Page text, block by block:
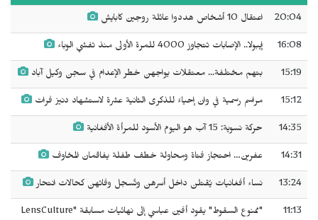
20:04 اعتقال 10 أشخاص هددوا عائلة روجين كابايش
16:08 إيبولا.. الإصابات تتجاوز 4000 للمرة الأولى منذ تفشي الوباء
15:19 بتهم مختلفة... معتقلات يواجهن خطر الإعدام في سجن وكيل آباد
15:12 مراسم رسمية في وان إحياءً للذكرى الثانية عشرة لاستشهاد دنيز فرات
14:35 حركة نسوية: 15 آب هو اليوم الأسود للمرأة الأفغانية
14:31 عفرين… احتجاز فتاة ومحاولة خطف طفلة يفاقمان المخاوف
13:24 نساء أفغانيات يُقتلن داخل أسرهن وتُسجل وفاتهن كحالات انتحار
11:13
"ممنوع السقوط" يقود أفين عباسي إلى نهائيات مسابقة "LensCulture